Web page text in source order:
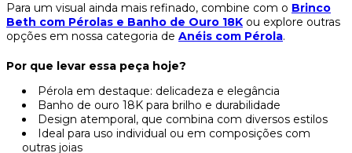
Para um visual ainda mais refinado, combine com o Brinco
Beth com Pérolas e Banho de Ouro 18K ou explore outras
opções em nossa categoria de Anéis com Pérola.
Por que levar essa peça hoje?
Pérola em destaque: delicadeza e elegância
Banho de ouro 18K para brilho e durabilidade
Design atemporal, que combina com diversos estilos
Ideal para uso individual ou em composições com
outras joias